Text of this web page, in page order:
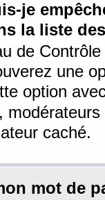
je
la liste
de
une
option
caché.
mot de